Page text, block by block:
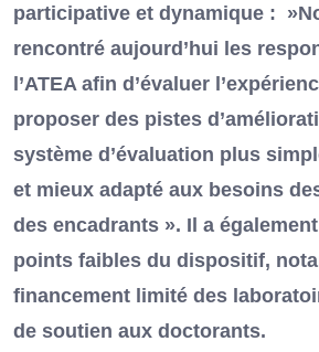
participative et dynamique :
rencontré aujourd’hui les
l’ATEA afin d’évaluer
proposer des pistes
système d’évaluation plus
et mieux adapté aux besoins
des encadrants ». Il a
points faibles du dispositif,
financement limité des
de soutien aux doctorants.